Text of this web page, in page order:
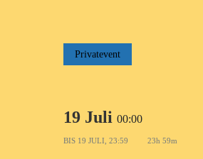
Privatevent
19 Juli 00:00
BIS 19 JULI, 23:59 23h 59m